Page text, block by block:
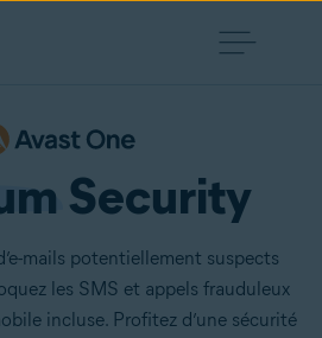
Security
mails potentiellement suspects
les SMS et appels frauduleux
incluse. Profitez d’une sécurité